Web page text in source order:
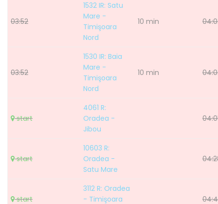
03:52
1532 IR: Satu
Mare -
Timişoara
Nord
10 min
03:52
1530 IR: Baia
Mare -
Timişoara
Nord
10 min
start
4061 R:
Oradea -
Jibou
start
10603 R:
Oradea -
Satu Mare
start
3112 R: Oradea
- Timişoara